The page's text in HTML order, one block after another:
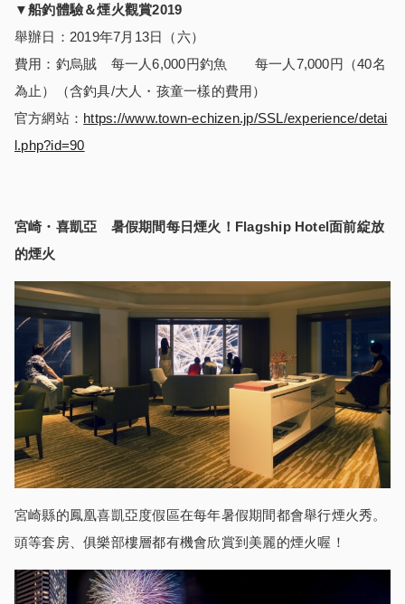
▼船釣體驗＆煙火觀賞2019
舉辦日：2019年7月13日（六）
費用：釣烏賊 每一人6,000円釣魚 每一人7,000円（40名
為止）（含釣具/大人・孩童一樣的費用）
官方網站： https://www.town-echizen.jp/SSL/experience/detai
l.php?id=90
宮崎・喜凱亞 暑假期間每日煙火！ Flagship Hotel面前綻放
的煙火
宮崎縣的鳳凰喜凱亞度假區在每年暑假期間都會舉行煙火秀。
頭等套房、俱樂部樓層都有機會欣賞到美麗的煙火喔！